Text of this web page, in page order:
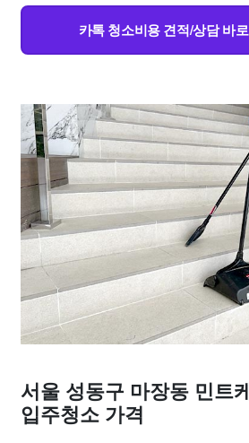
카톡 청소비용 견적/상담 바
서울 성동구 마장동 민트
입주청소 가격